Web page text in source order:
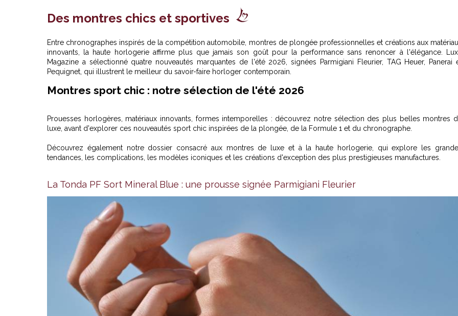
Des montres chics et sportives
Entre chronographes inspirés de la compétition automobile, montres de plongée professionnelles et créations aux
innovants, la haute horlogerie affirme plus que jamais son goût pour la performance sans renoncer à l'élégance.
Magazine a sélectionné quatre nouveautés marquantes de l'été 2026, signées Parmigiani Fleurier, TAG Heuer, Panerai
Pequignet, qui illustrent le meilleur du savoir-faire horloger contemporain.
Montres sport chic : notre sélection de l'été 2026
Prouesses horlogères, matériaux innovants, formes intemporelles : découvrez notre sélection des plus belles montres
luxe, avant d'explorer ces nouveautés sport chic inspirées de la plongée, de la Formule 1 et du chronographe.
Découvrez également notre dossier consacré aux montres de luxe et à la haute horlogerie, qui explore les
tendances, les complications, les modèles iconiques et les créations d'exception des plus prestigieuses manufactures.
La Tonda PF Sort Mineral Blue : une prousse signée Parmigiani Fleurier